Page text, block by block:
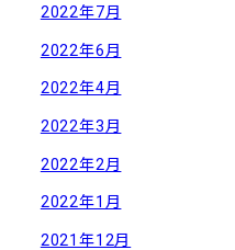
2022年7月
2022年6月
2022年4月
2022年3月
2022年2月
2022年1月
2021年12月